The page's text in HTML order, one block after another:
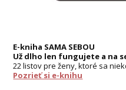
E-kniha SAMA SEBOU
Už dlho len fungujete a na
22 listov pre ženy, ktoré sa
Pozrieť si e-knihu